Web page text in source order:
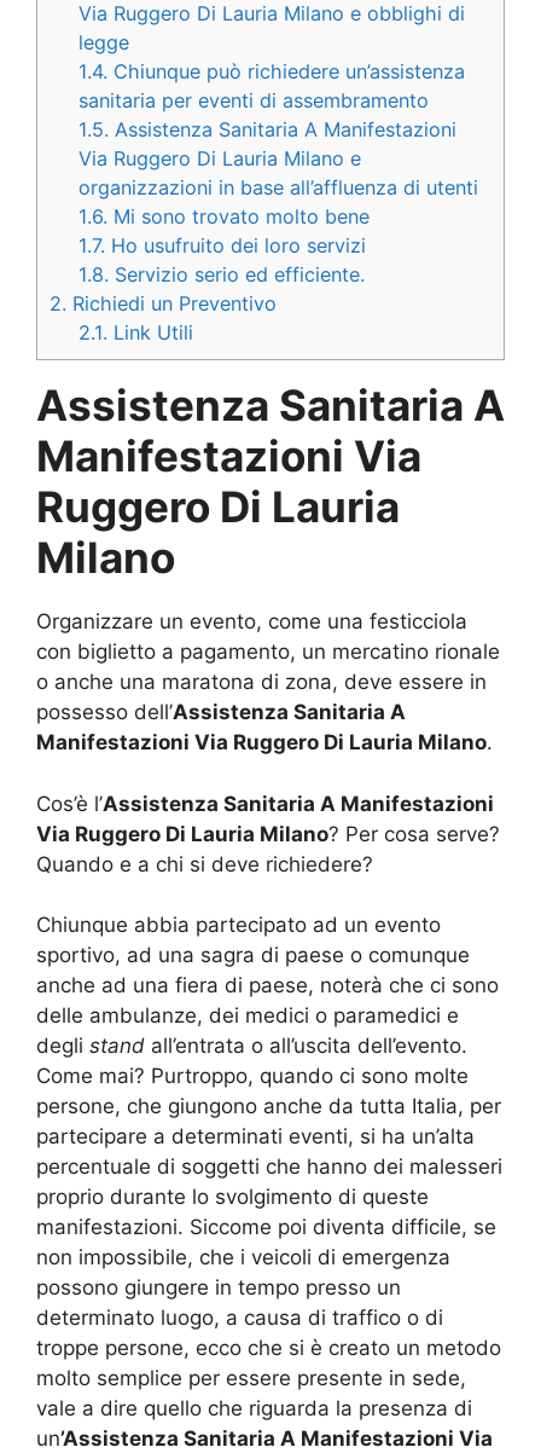
Via Ruggero Di Lauria Milano e obblighi di
legge
1.4. Chiunque può richiedere un’assistenza
sanitaria per eventi di assembramento
1.5. Assistenza Sanitaria A Manifestazioni
Via Ruggero Di Lauria Milano e
organizzazioni in base all’affluenza di utenti
1.6. Mi sono trovato molto bene
1.7. Ho usufruito dei loro servizi
1.8. Servizio serio ed efficiente.
2. Richiedi un Preventivo
2.1. Link Utili
Assistenza Sanitaria A
Manifestazioni Via
Ruggero Di Lauria
Milano
Organizzare un evento, come una festicciola
con biglietto a pagamento, un mercatino rionale
o anche una maratona di zona, deve essere in
possesso dell’Assistenza Sanitaria A
Manifestazioni Via Ruggero Di Lauria Milano.
Cos’è l’Assistenza Sanitaria A Manifestazioni
Via Ruggero Di Lauria Milano? Per cosa serve?
Quando e a chi si deve richiedere?
Chiunque abbia partecipato ad un evento
sportivo, ad una sagra di paese o comunque
anche ad una fiera di paese, noterà che ci sono
delle ambulanze, dei medici o paramedici e
degli stand all’entrata o all’uscita dell’evento.
Come mai? Purtroppo, quando ci sono molte
persone, che giungono anche da tutta Italia, per
partecipare a determinati eventi, si ha un’alta
percentuale di soggetti che hanno dei malesseri
proprio durante lo svolgimento di queste
manifestazioni. Siccome poi diventa difficile, se
non impossibile, che i veicoli di emergenza
possono giungere in tempo presso un
determinato luogo, a causa di traffico o di
troppe persone, ecco che si è creato un metodo
molto semplice per essere presente in sede,
vale a dire quello che riguarda la presenza di
un’Assistenza Sanitaria A Manifestazioni Via